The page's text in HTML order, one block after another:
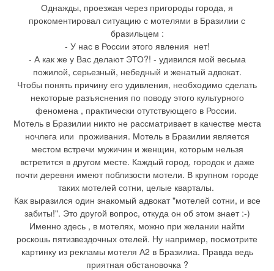
Однажды, проезжая через пригороды города, я
прокоментировал ситуацию с мотелями в Бразилии с
бразильцем :
- У нас в России этого явления нет!
- А как же у Вас делают ЭТО?! - удивился мой весьма
пожилой, серьезный, небедный и женатый адвокат.
Чтобы понять причину его удивления, необходимо сделать
некоторые разъяснения по поводу этого культурного
феномена , практически отутствующего в России.
Мотель в Бразилии никто не рассматривает в качестве места
ночлега или проживания. Мотель в Бразилии является
местом встречи мужичин и женщин, которым нельзя
встретится в другом месте. Каждый город, городок и даже
почти деревня имеют поблизости мотели. В крупном городе
таких мотелей сотни, целые кварталы.
Как выразился один знакомый адвокат "мотелей сотни, и все
забиты!". Это другой вопрос, откуда он об этом знает :-)
Именно здесь , в мотелях, можно при желании найти
роскошь пятизвездочных отелей. Ну например, посмотрите
картинку из рекламы мотеля А2 в Бразилиа. Правда ведь
приятная обстановочка ?